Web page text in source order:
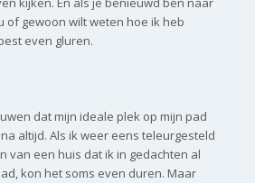
of gewoon wilt weten hoe ik heb
even gluren.
dat mijn ideale plek op mijn pad
altijd. Als ik weer eens teleurgesteld
van een huis dat ik in gedachten al
kon het soms even duren. Maar